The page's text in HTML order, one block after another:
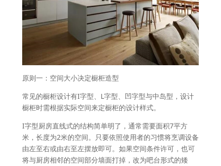
原则一：空间大小决定橱柜造型
常见的橱柜设计有I字型、L字型、凹字型与中岛型，设计
橱柜时需根据实际空间来定橱柜的设计样式。
I字型厨房直线式的结构简单明了，通常需要面积7平方
米，长度为2米的空间。只要依照使用者的习惯将烹调设备
由左至右或由右至左摆放即可。如果空间条件许可，也可
将与厨房相邻的空间部分墙面打掉，改为吧台形式的矮